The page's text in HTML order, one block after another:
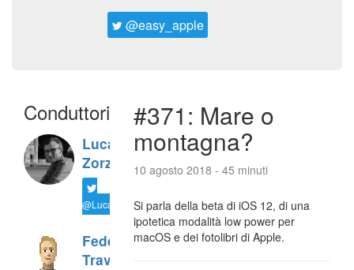
@easy_apple
Conduttori
Luca
Zorzi
@LucaTNT
Federico
Travaini
#371: Mare o
montagna?
10 agosto 2018 - 45 minuti
Si parla della beta di iOS 12, di una
ipotetica modalità low power per
macOS e dei fotolibri di Apple.